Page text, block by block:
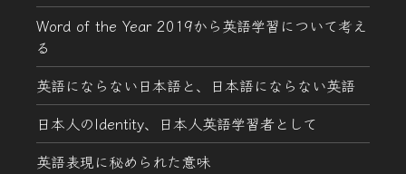
Word of the Year 2019から英語学習について考え
る
英語にならない日本語と、日本語にならない英語
日本人のIdentity、日本人英語学習者として
英語表現に秘められた意味